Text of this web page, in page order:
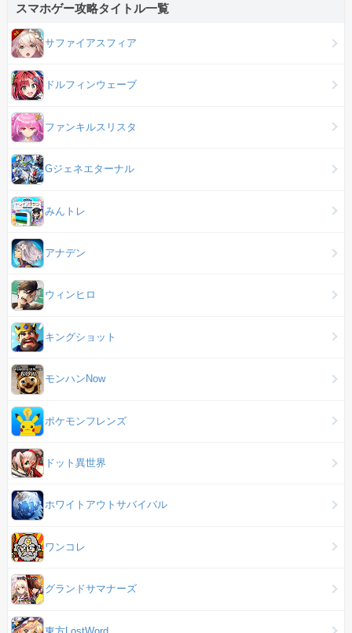
スマホゲー攻略タイトル一覧
サファイアスフィア
ドルフィンウェーブ
ファンキルスリスタ
Gジェネエターナル
みんトレ
アナデン
ウィンヒロ
キングショット
モンハンNow
ポケモンフレンズ
ドット異世界
ホワイトアウトサバイバル
ワンコレ
グランドサマナーズ
東方LostWord